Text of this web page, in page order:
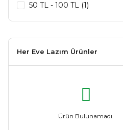
50 TL - 100 TL (1)
Her Eve Lazım Ürünler
Ürün Bulunamadı.